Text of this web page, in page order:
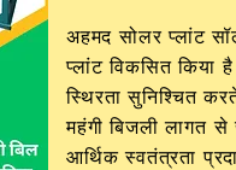
अहमद सोलर प्लांट
प्लांट विकसित
स्थिरता सुनिश्चित
महंगी बिजली लागत
आर्थिक स्वतंत्रता